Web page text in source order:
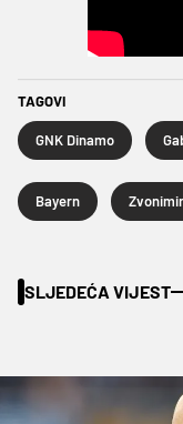
TAGOVI
GNK Dinamo
Bayern
SLJEDEĆA VIJEST